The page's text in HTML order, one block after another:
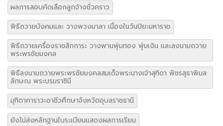
ผลการสอบคัดเลือกลูกจ้างชั่วคราว
พิธีถวายบังคมและ วางพวงมาลา เนื่องในวันปิยะมหาราช
พิธีถวายเครื่องราชสักการะ วางพานพุ่มทอง พุ่มเงิน และลงนามถวาย
พระพรชัยมงคล
พิธีลงนามถวายพระพรชัยมงคลสมเด็จพระนางเจ้าสุทิดา พัชรสุธาพิมล
ลักษณ พระบรมราชินี
มุทิตาคาราวะอาชีวศึกษาจังหวัดอุบลราชธานี
ยังไม่ส่งหลักฐานใบระเบียนแสดงผลการเรียน